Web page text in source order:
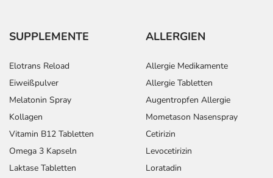
SUPPLEMENTE
Elotrans Reload
Eiweißpulver
Melatonin Spray
Kollagen
Vitamin B12 Tabletten
Omega 3 Kapseln
Laktase Tabletten
ALLERGIEN
Allergie Medikamente
Allergie Tabletten
Augentropfen Allergie
Mometason Nasenspray
Cetirizin
Levocetirizin
Loratadin